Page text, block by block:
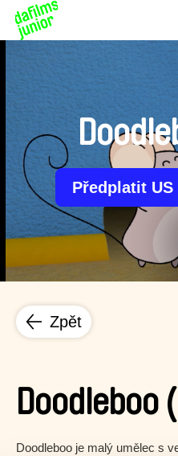
Domů
Předplatit US
Zpět
Doodleboo
Doodleboo je malý umělec s